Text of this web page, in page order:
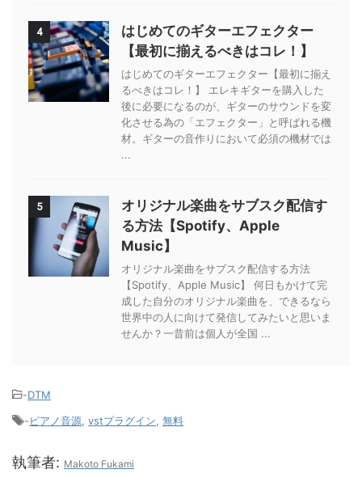
4
はじめてのギターエフェクター
【最初に揃えるべきはコレ！】
はじめてのギターエフェクター【最初に揃え
るべきはコレ！】 エレキギターを購入した
後に必要になるのが、ギターのサウンドを変
化させる為の「エフェクター」と呼ばれる機
材。ギターの音作りにおいて必須の機材では
...
5
オリジナル楽曲をサブスク配信す
る方法【Spotify、Apple
Music】
オリジナル楽曲をサブスク配信する方法
【Spotify、Apple Music】 何日もかけて完
成した自分のオリジナル楽曲を、できるなら
世界中の人に向けて発信してみたいと思いま
せんか？一昔前は個人が全国 ...
-DTM
-ピアノ音源 vstプラグイン 無料
執筆者: Makoto Fukami